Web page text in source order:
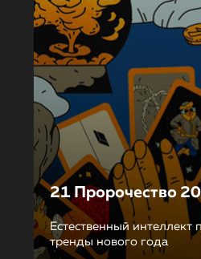
21 Пророчество
Естественный интеллект
тренды нового года